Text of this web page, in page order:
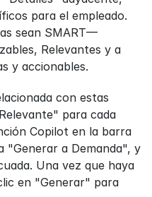
para el empleado.
sean SMART—
Relevantes y a
y accionables.
con estas
para cada
Copilot en la barra
"Generar a Demanda", y
Una vez que haya
en "Generar" para